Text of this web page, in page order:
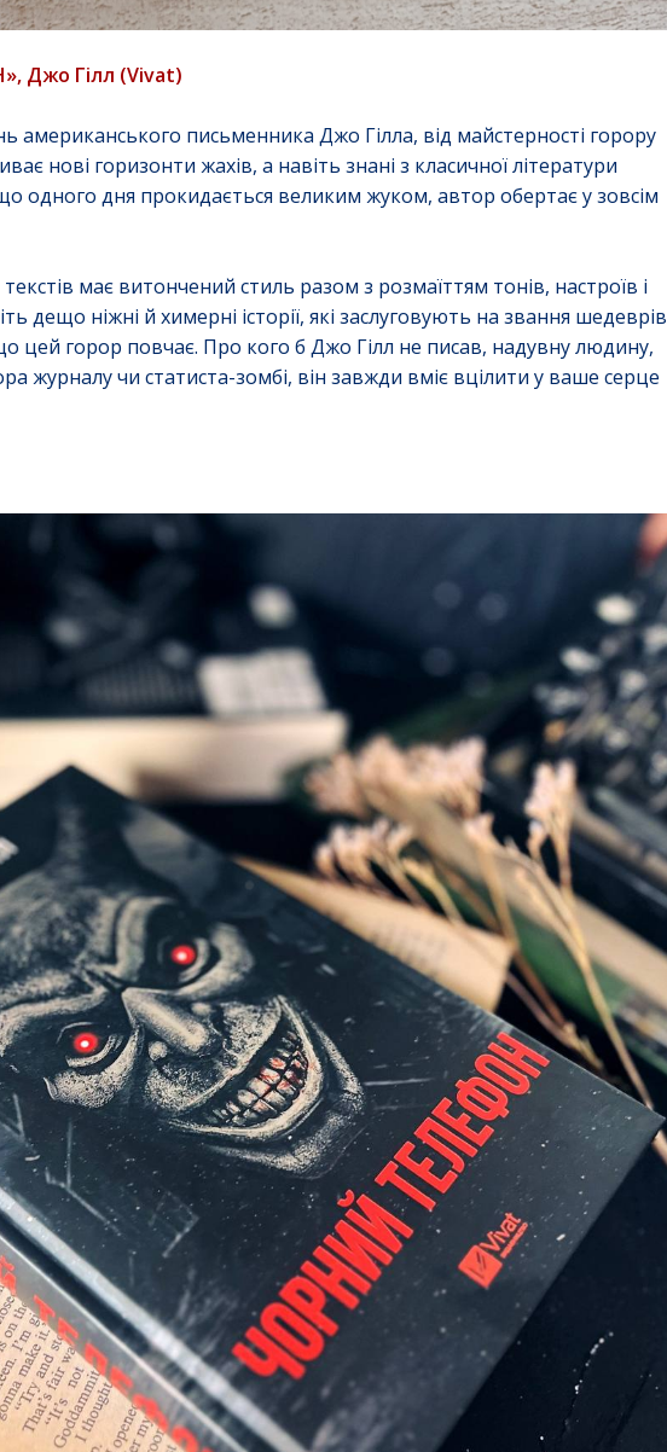
Джо Гілл (Vivat)
американського письменника Джо Гілла, від майстерності горору
нові горизонти жахів, а навіть знані з класичної літератури
одного дня прокидається великим жуком, автор обертає у зовсім
має витончений стиль разом з розмаїттям тонів, настроїв і
дещо ніжні й химерні історії, які заслуговують на звання шедеврів
цей горор повчає. Про кого б Джо Гілл не писав, надувну людину,
журналу чи статиста-зомбі, він завжди вміє вцілити у ваше серце